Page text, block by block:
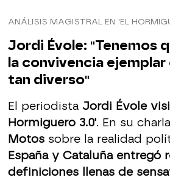
ANÁLISIS MAGISTRAL EN 'EL
Jordi Évole: "Tenemos
la convivencia
tan diverso"
El periodista Jordi Évole
Hormiguero 3.0'. En su
Motossobre la realidad
España y Cataluña entregó
definiciones llenas de